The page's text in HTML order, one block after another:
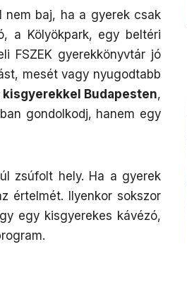
nem baj, ha a gyerek csak
a Kölyökpark, egy beltéri
FSZEK gyerekkönyvtár jó
mesét vagy nyugodtabb
Budapesten,
gondolkodj, hanem egy
zsúfolt hely. Ha a gyerek
értelmét. Ilyenkor sokszor
egy kisgyerekes kávézó,